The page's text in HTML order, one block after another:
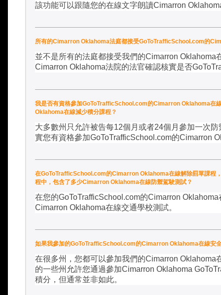
該功能可以跟隨您的在線文字朗讀Cimarron
所有的Cimarron Oklahoma法庭都接受GoToTrafficSchool.com的
並不是所有的法庭都接受我們的Cimarron Oklahoma
Cimarron Oklahoma法院的法官確認核實是否
我是否有資格參加GoToTrafficSchool.com的Cimarron Oklahoma在
Oklahoma在線減少積分課程？
大多數州只允許被告每12個月或者24個月參加一次防
實您有資格參加GoToTrafficSchool.com的Cimarron
在GoToTrafficSchool.com的Cimarron Oklahoma在線解除罰單課程
程中，包含了多少Cimarron Oklahoma在線防禦駕駛測試？
在您的GoToTrafficSchool.com的Cimarron Oklahoma
Cimarron Oklahoma在線交通學校測試。
如果我參加的GoToTrafficSchool.com的Cimarron Oklahoma在線安
在很多州，您都可以參加我們的Cimarron Oklahoma
的一些州允許您通過參加Cimarron Oklahoma
積分，但通常並非如此。